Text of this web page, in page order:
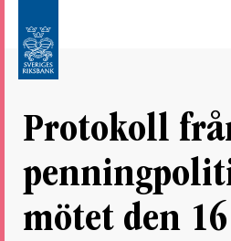
direkt
undersidor
Protokoll
mötet den